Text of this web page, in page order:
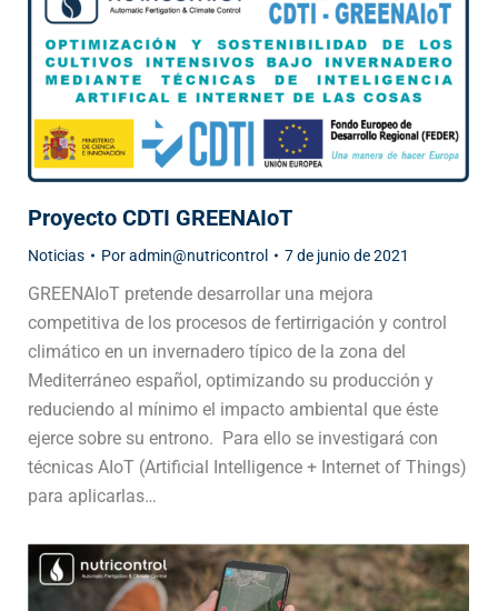
Proyecto CDTI GREENAIoT
Noticias Poradmin@nutricontrol 7 de junio de 2021
GREENAIoT pretende desarrollar una mejora
competitiva de los procesos de fertirrigación y control
climático en un invernadero típico de la zona del
Mediterráneo español, optimizando su producción y
reduciendo al mínimo el impacto ambiental que éste
ejerce sobre su entrono. Para ello se investigará con
técnicas AIoT (Artificial Intelligence + Internet of Things)
para aplicarlas…